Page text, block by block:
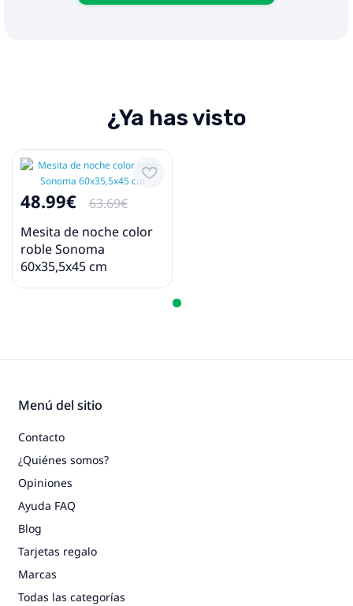
¿Ya has visto
48.99€
63.69€
Mesita de noche color
roble Sonoma
60x35,5x45 cm
Menú del sitio
Contacto
¿Quiénes somos?
Opiniones
Ayuda FAQ
Blog
Tarjetas regalo
Marcas
Todas las categorías